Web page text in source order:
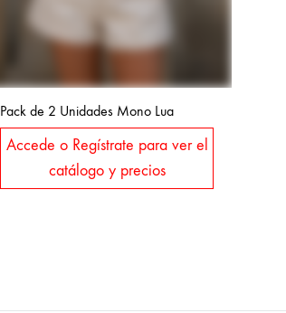
Pack de 2 Unidades Mono Lua
Accede o Regístrate para ver el
catálogo y precios